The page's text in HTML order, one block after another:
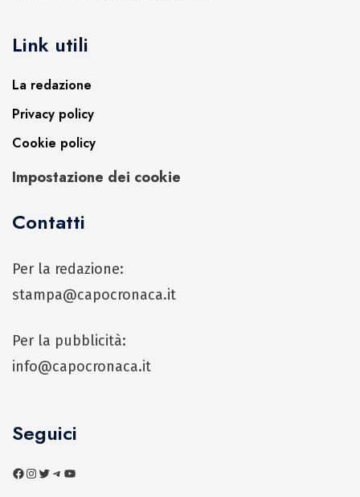
Link utili
La redazione
Privacy policy
Cookie policy
Impostazione dei cookie
Contatti
Per la redazione:
stampa@capocronaca.it
Per la pubblicità:
info@capocronaca.it
Seguici